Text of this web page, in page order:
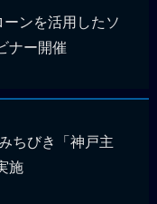
ンを活用したソ
ナー開催
ちびき「神戸主
施